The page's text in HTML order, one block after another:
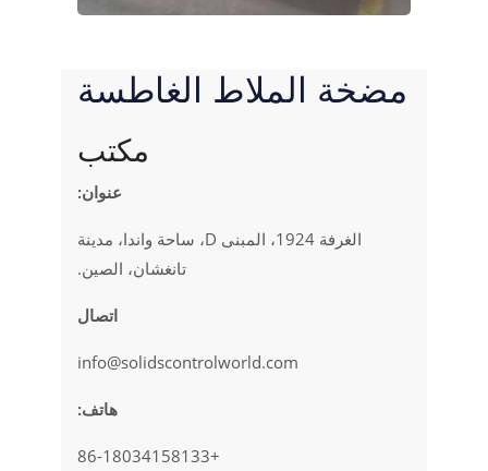
مضخة الملاط الغاطسة
مكتب
عنوان:
الغرفة 1924، المبنى D، ساحة واندا، مدينة
تانغشان، الصين.
اتصال
info@solidscontrolworld.com
هاتف:
+86-18034158133